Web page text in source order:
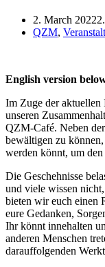
2. March 2022
QZM,
English version
Im Zuge der
unseren
QZM-Café. Neben
bewältigen zu
werden könnt, um
Die Geschehnisse
und viele wissen
bieten wir euch einen
eure Gedanken,
Ihr könnt innehalten
anderen Menschen
darauffolgenden